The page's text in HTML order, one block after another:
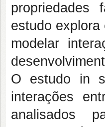
propriedades
estudo
modelar
O estudo in
interações
analisados